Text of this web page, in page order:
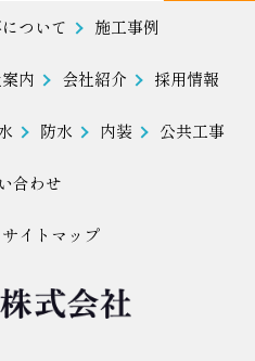
ついて 施工事例
内 会社紹介 採用情報
防水 内装 公共工事
合わせ
サイトマップ